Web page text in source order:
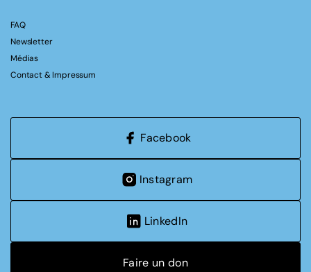
FAQ
Newsletter
Médias
Contact & Impressum
Facebook
Instagram
LinkedIn
Faire un don